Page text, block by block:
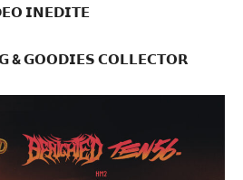
𝗜𝗡𝗘𝗗𝗜𝗧𝗘
& 𝗚𝗢𝗢𝗗𝗜𝗘𝗦 𝗖𝗢𝗟𝗟𝗘𝗖𝗧𝗢𝗥